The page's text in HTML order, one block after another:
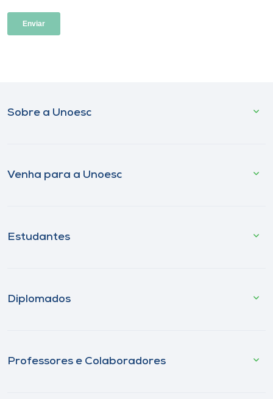
Sobre a Unoesc
Venha para a Unoesc
Estudantes
Diplomados
Professores e Colaboradores